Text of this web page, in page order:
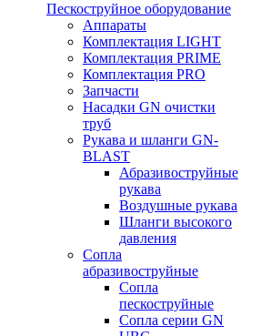
Пескоструйное оборудование
Аппараты
Комплектация LIGHT
Комплектация PRIME
Комплектация PRO
Запчасти
Насадки GN очистки
труб
Рукава и шланги GN-
BLAST
Абразивоструйные
рукава
Воздушные рукава
Шланги высокого
давления
Сопла
абразивоструйные
Сопла
пескоструйные
Сопла серии GN